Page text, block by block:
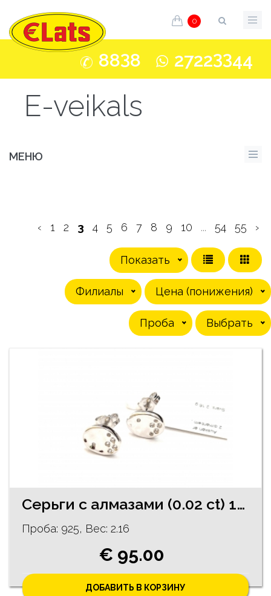
0
8838 27223344
E-veikals
МЕНЮ
‹ 1 2 3 4 5 6 7 8 9 10 ... 54 55 ›
Показать
Цена (понижения)
Филиалы
Выбрать
Проба
Cерьги с алмазами (0.02 ct) 103.5755
Проба: 925, Bес: 2.16
€ 95.00
ДОБАВИТЬ В КОРЗИНУ